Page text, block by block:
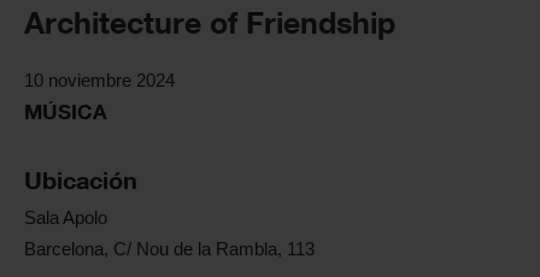
Architecture of Friendship
10 noviembre 2024
MÚSICA
Ubicación
Sala Apolo
Barcelona, C/ Nou de la Rambla, 113